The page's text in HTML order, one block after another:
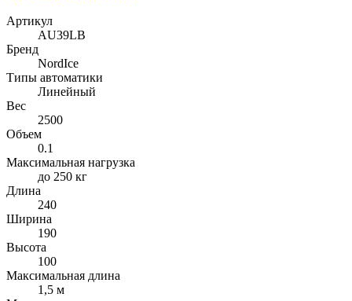
Артикул
AU39LB
Бренд
NordIce
Типы автоматики
Линейный
Вес
2500
Объем
0.1
Максимальная нагрузка
до 250 кг
Длина
240
Ширина
190
Высота
100
Максимальная длина
1,5 м